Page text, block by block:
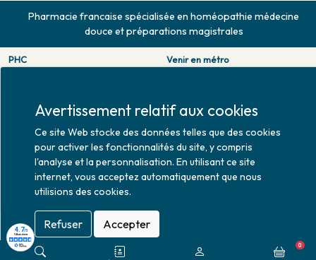
Pharmacie francaise spécialisée en homéopathie médecine
douce et préparations magistrales
PHC
Fax. 01 47 55 03 61
Horaires d'ouverture
Lundi : 10h30 - 20h00
Mardi au vendredi : 9h00 -
20h00
Samedi : 9h30 - 20h00
Venir en métro
Venir en bus
Jean Monet : ligne 52.
Mise à jour le 07/08/2026 © 2026
0
Avertissement relatif aux cookies
Ce site Web stocke des données telles que des cookies
pour activer les fonctionnalités du site, y compris
l'analyse et la personnalisation. En utilisant ce site
internet, vous acceptez automatiquement que nous
utilisions des cookies.
Refuser Accepter